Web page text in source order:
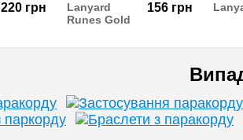
220 грн
Lanyard
Runes Gold
156 грн